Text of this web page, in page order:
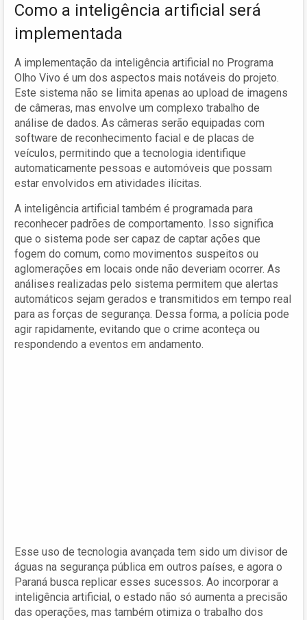
Como a inteligência artificial será
implementada
A implementação da inteligência artificial no Programa
Olho Vivo é um dos aspectos mais notáveis do projeto.
Este sistema não se limita apenas ao upload de imagens
de câmeras, mas envolve um complexo trabalho de
análise de dados. As câmeras serão equipadas com
software de reconhecimento facial e de placas de
veículos, permitindo que a tecnologia identifique
automaticamente pessoas e automóveis que possam
estar envolvidos em atividades ilícitas.
A inteligência artificial também é programada para
reconhecer padrões de comportamento. Isso significa
que o sistema pode ser capaz de captar ações que
fogem do comum, como movimentos suspeitos ou
aglomerações em locais onde não deveriam ocorrer. As
análises realizadas pelo sistema permitem que alertas
automáticos sejam gerados e transmitidos em tempo real
para as forças de segurança. Dessa forma, a polícia pode
agir rapidamente, evitando que o crime aconteça ou
respondendo a eventos em andamento.
Esse uso de tecnologia avançada tem sido um divisor de
águas na segurança pública em outros países, e agora o
Paraná busca replicar esses sucessos. Ao incorporar a
inteligência artificial, o estado não só aumenta a precisão
das operações, mas também otimiza o trabalho dos